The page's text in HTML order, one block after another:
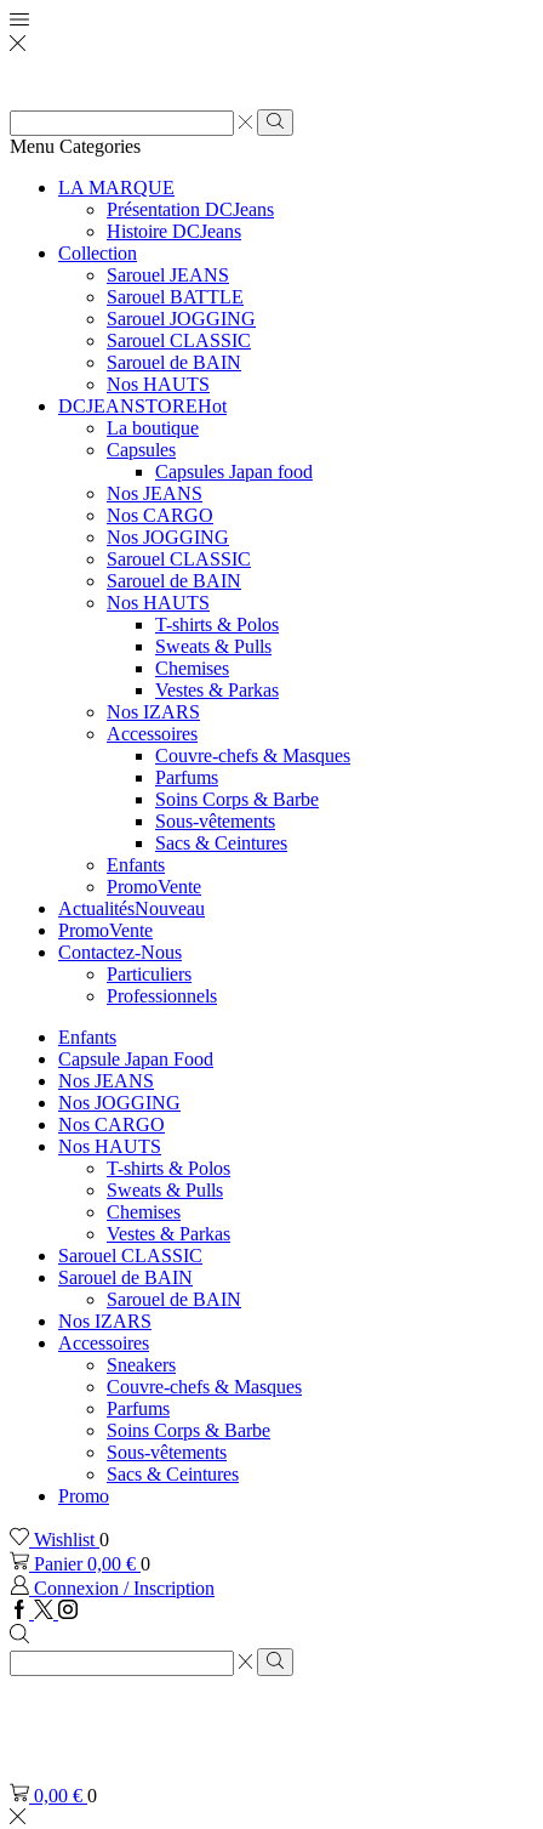
Zone
de
Rechercher
Menu Categories
LA MARQUE
Présentation DCJeans
Histoire DCJeans
Collection
Sarouel JEANS
Sarouel BATTLE
Sarouel JOGGING
Sarouel CLASSIC
Sarouel de BAIN
Nos HAUTS
DCJEANSTOREHot
La boutique
Capsules
Capsules Japan food
Nos JEANS
Nos CARGO
Nos JOGGING
Sarouel CLASSIC
Sarouel de BAIN
Nos HAUTS
T-shirts & Polos
Sweats & Pulls
Chemises
Vestes & Parkas
Nos IZARS
Accessoires
Couvre-chefs & Masques
Parfums
Soins Corps & Barbe
Sous-vêtements
Sacs & Ceintures
Enfants
PromoVente
ActualitésNouveau
PromoVente
Contactez-Nous
Particuliers
Professionnels
Enfants
Capsule Japan Food
Nos JEANS
Nos JOGGING
Nos CARGO
Nos HAUTS
T-shirts & Polos
Sweats & Pulls
Chemises
Vestes & Parkas
Sarouel CLASSIC
Sarouel de BAIN
Sarouel de BAIN
Nos IZARS
Accessoires
Sneakers
Couvre-chefs & Masques
Parfums
Soins Corps & Barbe
Sous-vêtements
Sacs & Ceintures
Promo
Wishlist 0
Panier0,00 € 0
Connexion / Inscription
Facebook
TwitterInstagram
Zone
de
Rechercher
0,00 € 0